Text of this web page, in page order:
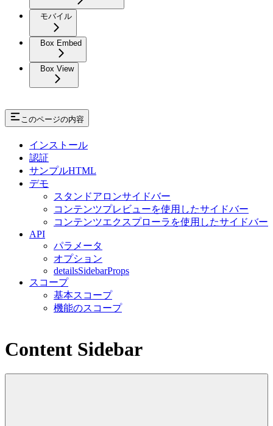
モバイル
Box Embed
Box View
このページの内容
インストール
認証
サンプルHTML
デモ
スタンドアロンサイドバー
コンテンツプレビューを使用したサイドバー
コンテンツエクスプローラを使用したサイドバー
API
パラメータ
オプション
detailsSidebarProps
スコープ
基本スコープ
機能のスコープ
Content Sidebar